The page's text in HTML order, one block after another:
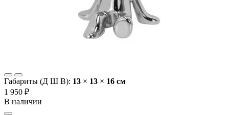
Габариты (Д Ш В): 13 × 13 × 16 cм
1 950 ₽
В наличии